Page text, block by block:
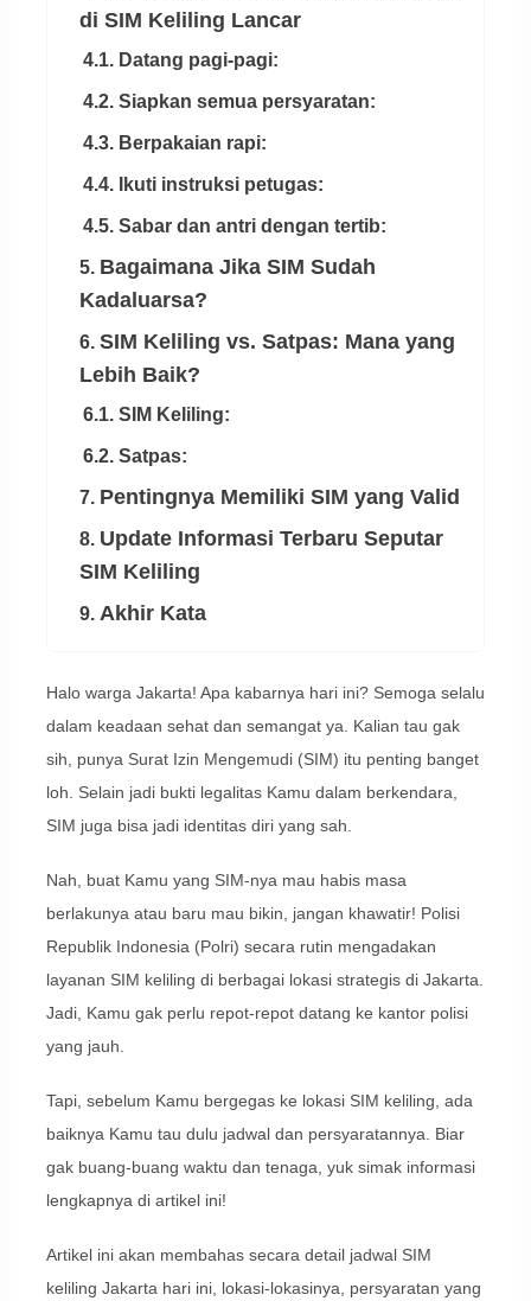
di SIM Keliling Lancar
4.1. Datang pagi-pagi:
4.2. Siapkan semua persyaratan:
4.3. Berpakaian rapi:
4.4. Ikuti instruksi petugas:
4.5. Sabar dan antri dengan tertib:
5. Bagaimana Jika SIM Sudah
Kadaluarsa?
6. SIM Keliling vs. Satpas: Mana yang
Lebih Baik?
6.1. SIM Keliling:
6.2. Satpas:
7. Pentingnya Memiliki SIM yang Valid
8. Update Informasi Terbaru Seputar
SIM Keliling
9. Akhir Kata
Halo warga Jakarta! Apa kabarnya hari ini? Semoga selalu
dalam keadaan sehat dan semangat ya. Kalian tau gak
sih, punya Surat Izin Mengemudi (SIM) itu penting banget
loh. Selain jadi bukti legalitas Kamu dalam berkendara,
SIM juga bisa jadi identitas diri yang sah.
Nah, buat Kamu yang SIM-nya mau habis masa
berlakunya atau baru mau bikin, jangan khawatir! Polisi
Republik Indonesia (Polri) secara rutin mengadakan
layanan SIM keliling di berbagai lokasi strategis di Jakarta.
Jadi, Kamu gak perlu repot-repot datang ke kantor polisi
yang jauh.
Tapi, sebelum Kamu bergegas ke lokasi SIM keliling, ada
baiknya Kamu tau dulu jadwal dan persyaratannya. Biar
gak buang-buang waktu dan tenaga, yuk simak informasi
lengkapnya di artikel ini!
Artikel ini akan membahas secara detail jadwal SIM
keliling Jakarta hari ini, lokasi-lokasinya, persyaratan yang